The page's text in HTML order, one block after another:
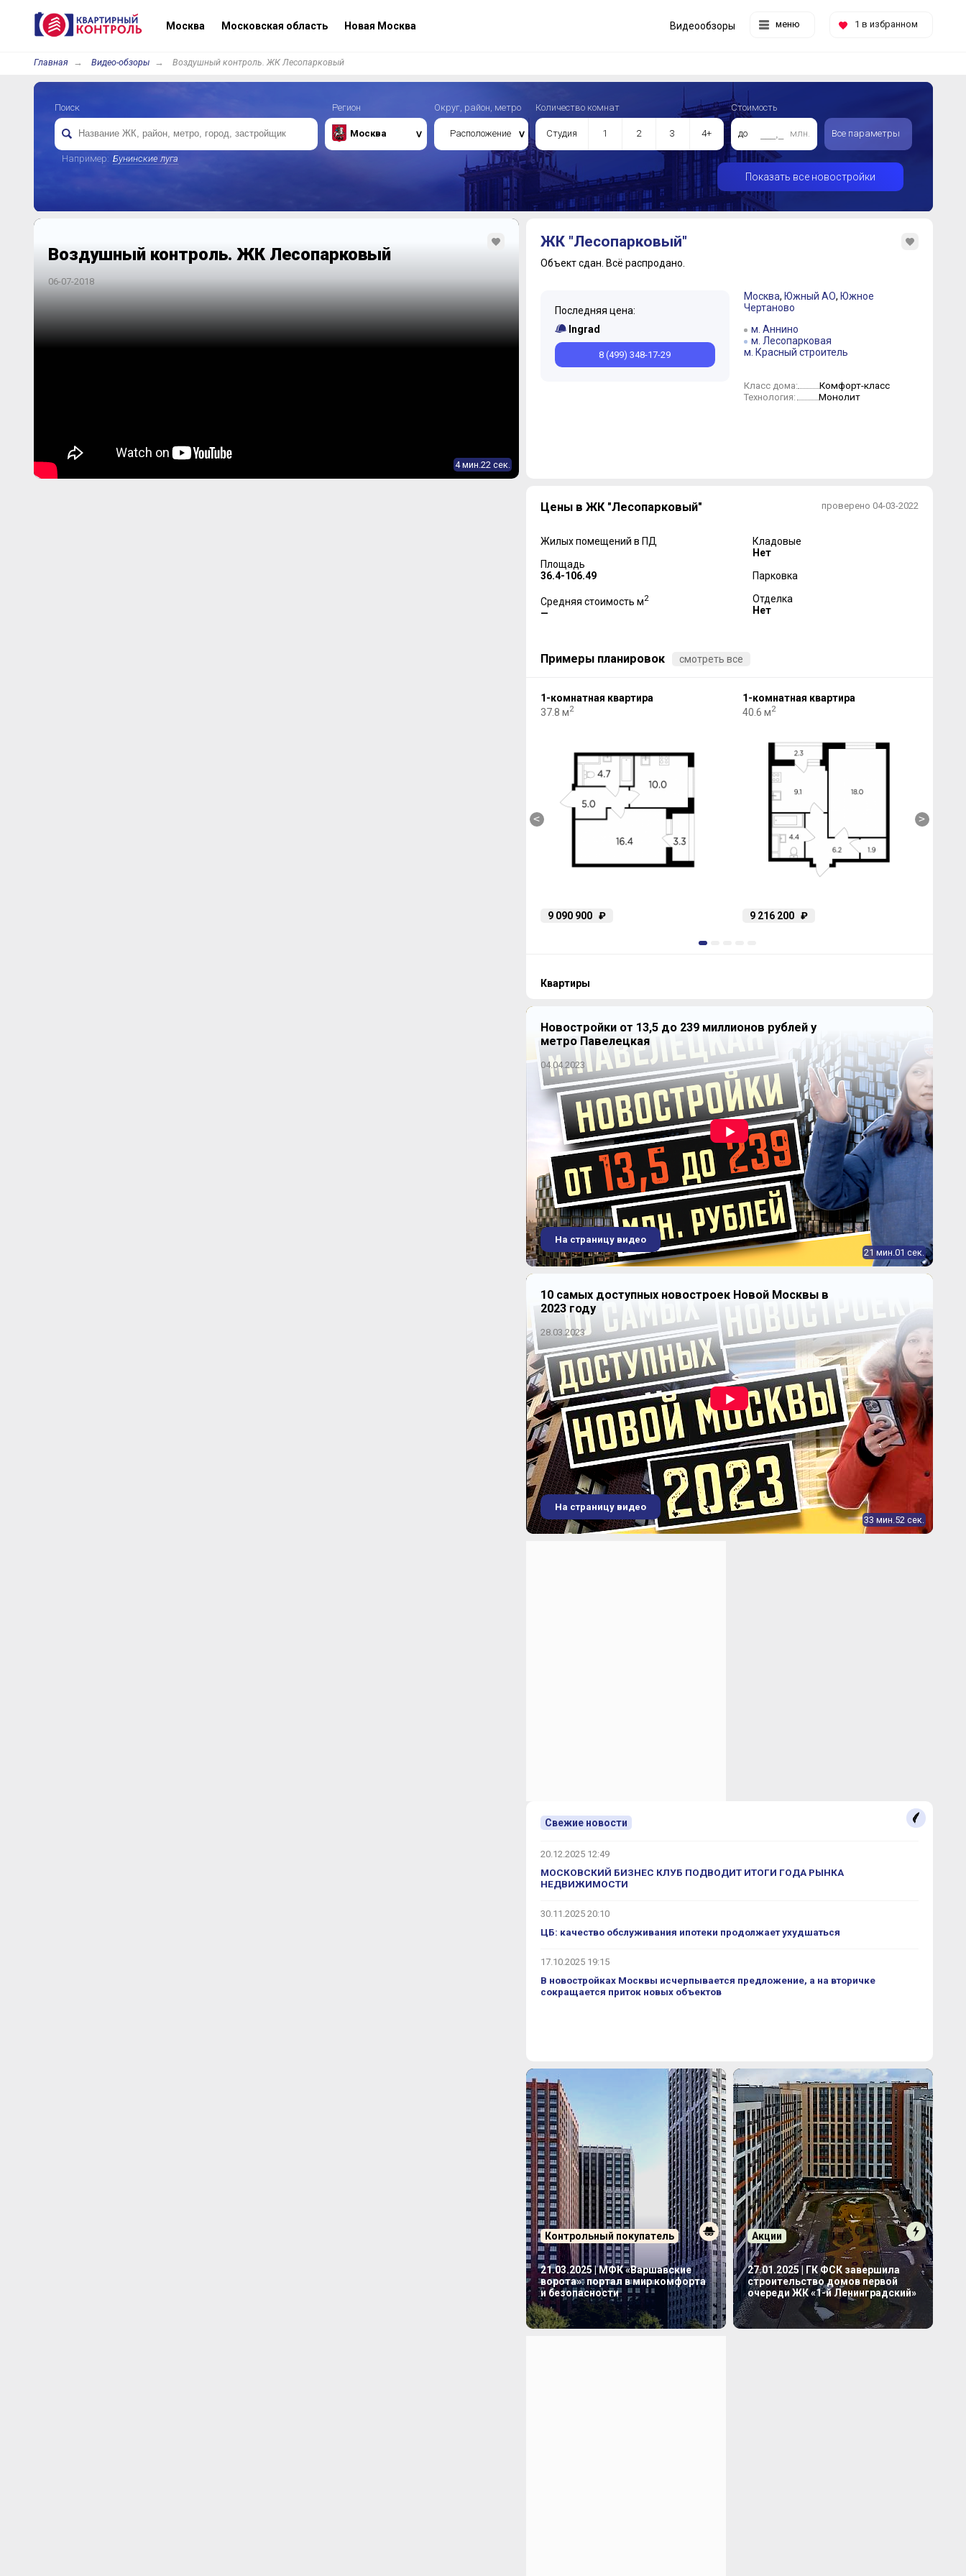
Москва Московская область Новая Москва меню 1 в избранном
Видеообзоры
Главная Видео-обзоры Воздушный контроль. ЖК Лесопарковый
Поиск
Например: Бунинские луга
Регион
Москва
Округ, район, метро
Расположение
Количество комнат
Студия 1 2 3 4+
Стоимость
до млн. Все параметры
Показать все новостройки
Воздушный контроль. ЖК Лесопарковый
06-07-2018
4 мин.22 сек.
ЖК "Лесопарковый"
Объект сдан. Всё распродано.
Последняя цена:
Ingrad
8 (499) 348-17-29
Москва, Южный АО, Южное
Чертаново
м. Аннино
м. Лесопарковая
м. Красный строитель
Класс дома: Комфорт-класс
Технология: Монолит
проверено 04-03-2022
Цены в ЖК "Лесопарковый"
Жилых помещений в ПД
Площадь
36.4-106.49
Средняя стоимость м2
—
Кладовые
Нет
Парковка
Отделка
Нет
Примеры планировок смотреть все
<
1-комнатная квартира
37.8 м2
9 090 900 ₽
1-комнатная квартира
40.6 м2
9 216 200 ₽
>
1
Квартиры
Студия
1 предложение 36,4-36,4 м Продано
1-комнатная
7 предложений 37,8-37,8 м 2 Продано
2-комнатная
15 предложений 56,7-56,7 м2 Продано
3-комнатная
15 предложений 85,43-85,43 м 2 Продано
4-комнатная
1 предложение 106,49-106,49 м2 Продано
ЖК "Лесопарковый"
Новостройки от 13,5 до 239 миллионов рублей у
метро Павелецкая
04.04.2023
21 мин.01 сек.
На страницу видео
10 самых доступных новостроек Новой Москвы в
2023 году
28.03.2023
33 мин.52 сек.
На страницу видео
Свежие новости
20.12.2025 12:49
МОСКОВСКИЙ БИЗНЕС КЛУБ ПОДВОДИТ ИТОГИ ГОДА РЫНКА
НЕДВИЖИМОСТИ
30.11.2025 20:10
ЦБ: качество обслуживания ипотеки продолжает ухудшаться
17.10.2025 19:15
В новостройках Москвы исчерпывается предложение, а на вторичке
сокращается приток новых объектов
Контрольный покупатель
21.03.2025 | МФК «Варшавские
ворота»: портал в мир комфорта
и безопасности
Акции
27.01.2025 | ГК ФСК завершила
строительство домов первой
очереди ЖК «1-й Ленинградский»